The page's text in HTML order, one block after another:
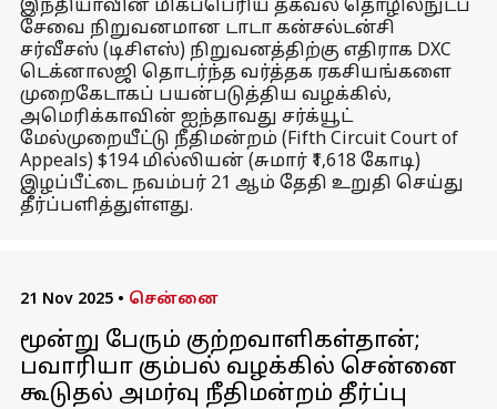
இந்தியாவின் மிகப்பெரிய தகவல் தொழில்நுட்ப
சேவை நிறுவனமான டாடா கன்சல்டன்சி
சர்வீசஸ் (டிசிஎஸ்) நிறுவனத்திற்கு எதிராக DXC
டெக்னாலஜி தொடர்ந்த வர்த்தக ரகசியங்களை
முறைகேடாகப் பயன்படுத்திய வழக்கில்,
அமெரிக்காவின் ஐந்தாவது சர்க்யூட்
மேல்முறையீட்டு நீதிமன்றம் (Fifth Circuit Court of
Appeals) $194 மில்லியன் (சுமார் ₹1,618 கோடி)
இழப்பீட்டை நவம்பர் 21 ஆம் தேதி உறுதி செய்து
தீர்ப்பளித்துள்ளது.
21 Nov 2025 • சென்னை
மூன்று பேரும் குற்றவாளிகள்தான்;
பவாரியா கும்பல் வழக்கில் சென்னை
கூடுதல் அமர்வு நீதிமன்றம் தீர்ப்பு